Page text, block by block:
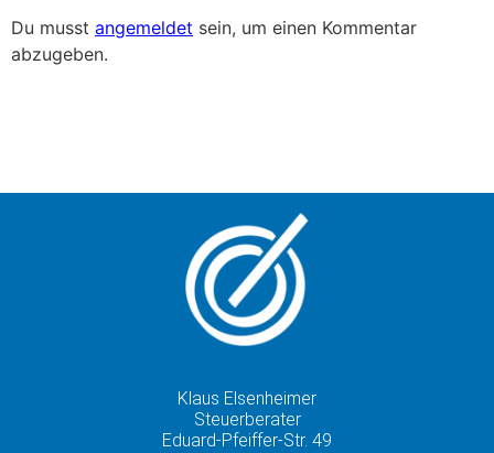
Du musst angemeldet sein, um einen Kommentar
abzugeben.
Klaus Elsenheimer
Steuerberater
Eduard-Pfeiffer-Str. 49